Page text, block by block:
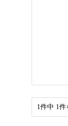
1件中 1